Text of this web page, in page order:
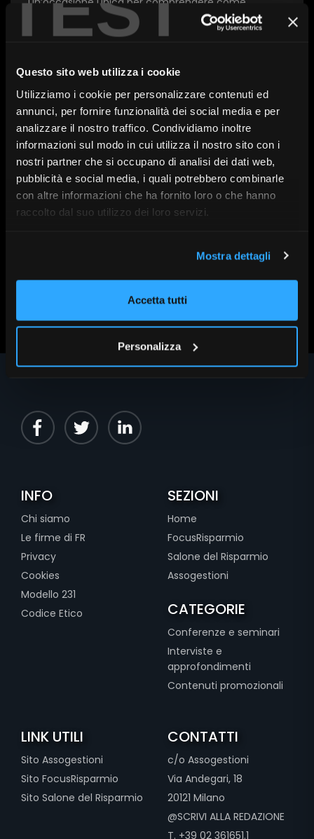
Questo sito web utilizza i cookie
Utilizziamo i cookie per personalizzare contenuti ed
annunci, per fornire funzionalità dei social media e per
analizzare il nostro traffico. Condividiamo inoltre
informazioni sul modo in cui utilizza il nostro sito con i
nostri partner che si occupano di analisi dei dati web,
pubblicità e social media, i quali potrebbero combinarle
con altre informazioni che ha fornito loro o che hanno
raccolto dal suo utilizzo dei loro servizi.
Mostra dettagli
Accetta tutti
Personalizza
longevità e innovazione stiano ridefinendo il mondo
degli investimenti.
Con l’intervento di:Gianluca Maione, Frank Di
Crocco, Renato Mannheimer, Chiara Frigerio, Nicola
Palmarini, Silvia Berzoni
A cura di:Franklin Templeton, Invesco Management
Serie:SdR25
Data: 16 Aprile alle 09:45
Scopri altri contenuti su FR|Vision
INFO
Chi siamo
Le firme di FR
Privacy
Cookies
Modello 231
Codice Etico
SEZIONI
Home
FocusRisparmio
Salone del Risparmio
Assogestioni
CATEGORIE
Conferenze e seminari
Interviste e
approfondimenti
Contenuti promozionali
LINK UTILI
Sito Assogestioni
Sito FocusRisparmio
Sito Salone del Risparmio
CONTATTI
c/o Assogestioni
Via Andegari, 18
20121 Milano
@SCRIVI ALLA REDAZIONE
T. +39 02 361651.1